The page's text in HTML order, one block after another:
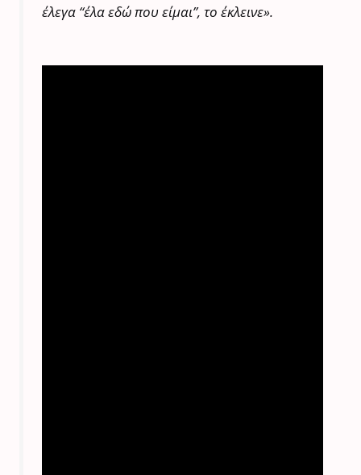
έλεγα “έλα εδώ που είμαι”, το έκλεινε».